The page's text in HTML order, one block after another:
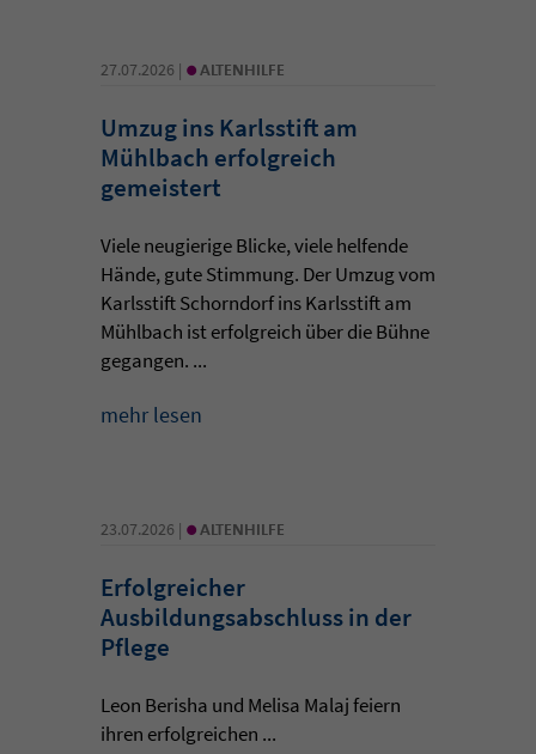
27.07.2026 | • ALTENHILFE
Umzug ins Karlsstift am
Mühlbach erfolgreich
gemeistert
Viele neugierige Blicke, viele helfende
Hände, gute Stimmung. Der Umzug vom
Karlsstift Schorndorf ins Karlsstift am
Mühlbach ist erfolgreich über die Bühne
gegangen. ...
mehr lesen
23.07.2026 | • ALTENHILFE
Erfolgreicher
Ausbildungsabschluss in der
Pflege
Leon Berisha und Melisa Malaj feiern
ihren erfolgreichen ...